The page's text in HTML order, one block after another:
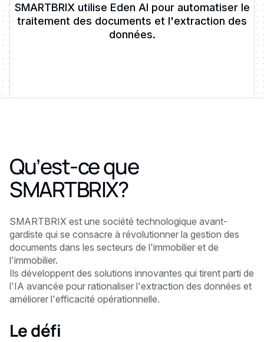
SMARTBRIX utilise Eden AI pour automatiser le
traitement des documents et l'extraction des
données.
Qu’est-ce que
SMARTBRIX?
SMARTBRIX est une société technologique avant-
gardiste qui se consacre à révolutionner la gestion des
documents dans les secteurs de l'immobilier et de
l'immobilier.
Ils développent des solutions innovantes qui tirent parti de
l'IA avancée pour rationaliser l'extraction des données et
améliorer l'efficacité opérationnelle.
Le défi